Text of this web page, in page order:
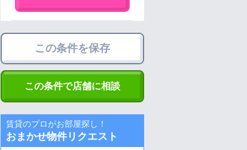
この条件を保存
この条件で店舗に相談
賃貸のプロがお部屋探し！
おまかせ物件リクエスト